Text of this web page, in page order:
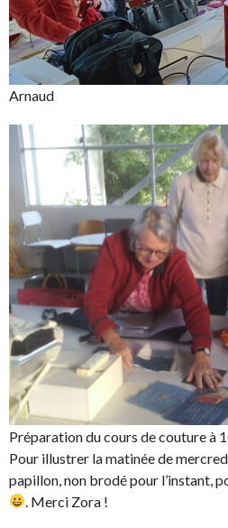
Arnaud
Préparation du cours de couture à
Pour illustrer la matinée de
papillon, non brodé pour l’instant,
. Merci Zora !